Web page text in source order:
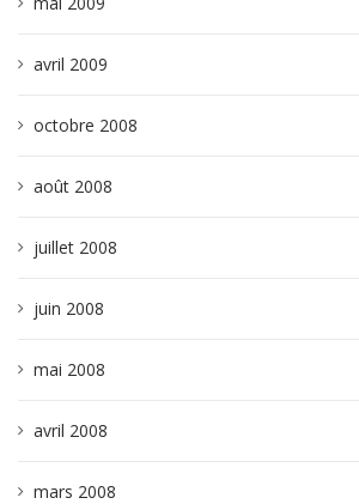
avril 2009
octobre 2008
août 2008
juillet 2008
juin 2008
mai 2008
avril 2008
mars 2008